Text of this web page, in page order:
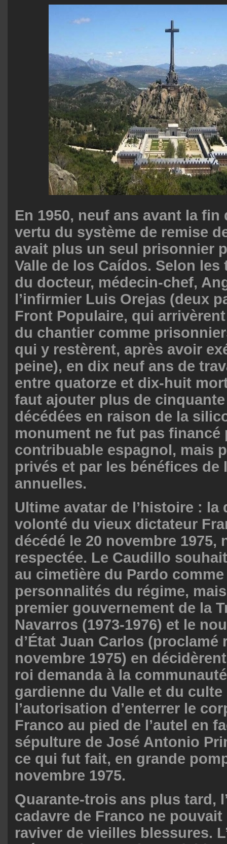
En 1950, neuf ans avant la fin
vertu du système de remise
avait plus un seul prisonnier
Valle de los Caídos. Selon les
du docteur, médecin-chef,
l’infirmier Luis Orejas (deux
Front Populaire, qui
du chantier comme
qui y restèrent, après avoir
peine), en dix neuf ans de
entre quatorze et dix-huit
faut ajouter plus de
décédées en raison de la
monument ne fut pas financé
contribuable espagnol, mais
privés et par les bénéfices de
annuelles.
Ultime avatar de l’histoire : la
volonté du vieux dictateur
décédé le 20 novembre 1975,
respectée. Le Caudillo
au cimetière du Pardo comme
personnalités du régime,
premier gouvernement de la
Navarros (1973-1976) et le
d’État Juan Carlos (proclamé
novembre 1975) en
roi demanda à la
gardienne du Valle et du
l’autorisation d’enterrer le
Franco au pied de l’autel en
sépulture de José Antonio
ce qui fut fait, en grande
novembre 1975.
Quarante-trois ans plus tard,
cadavre de Franco ne
raviver de vieilles blessures.